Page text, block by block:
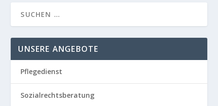
UNSERE ANGEBOTE
Pflegedienst
Sozialrechtsberatung